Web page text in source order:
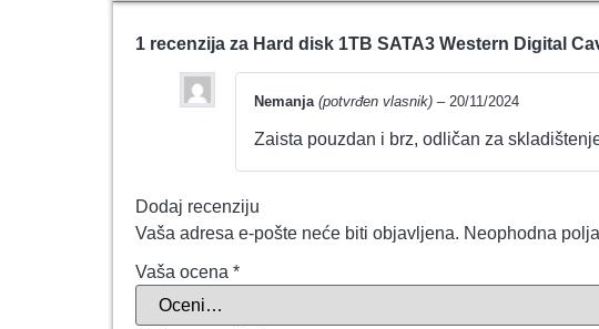
1 recenzija za Hard disk 1TB SATA3 Western Digital
Nemanja (potvrđen vlasnik) – 20/11/2024
Zaista pouzdan i brz, odličan za
Dodaj recenziju
Vaša adresa e-pošte neće biti objavljena. Neophodna
Vaša ocena *